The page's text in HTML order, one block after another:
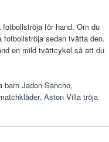
för hand. Om du
sedan tvätta den.
en mild tvättcykel så att du
barn Jadon Sancho,
, Aston Villa tröja